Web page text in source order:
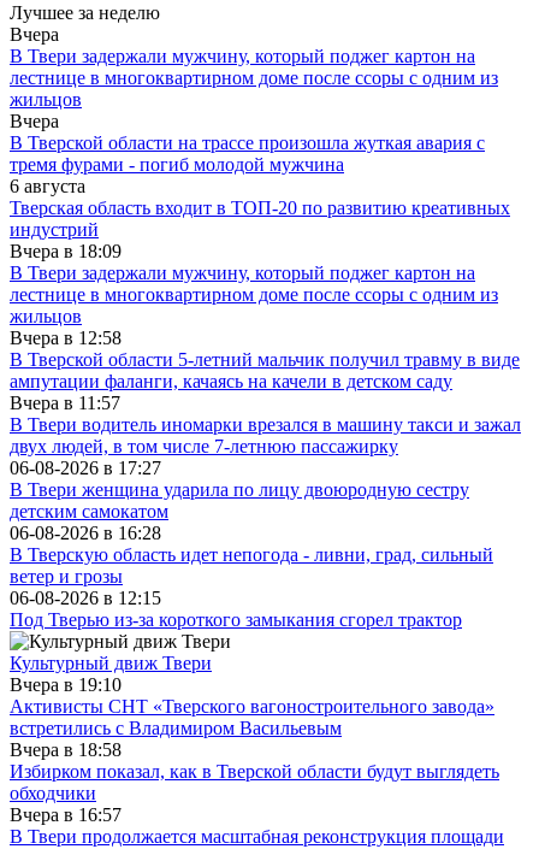
Лучшее за неделю
Вчера
В Твери задержали мужчину, который поджег картон на
лестнице в многоквартирном доме после ссоры с одним из
жильцов
Вчера
В Тверской области на трассе произошла жуткая авария с
тремя фурами - погиб молодой мужчина
6 августа
Тверская область входит в ТОП-20 по развитию креативных
индустрий
Вчера в 18:09
В Твери задержали мужчину, который поджег картон на
лестнице в многоквартирном доме после ссоры с одним из
жильцов
Вчера в 12:58
В Тверской области 5-летний мальчик получил травму в виде
ампутации фаланги, качаясь на качели в детском саду
Вчера в 11:57
В Твери водитель иномарки врезался в машину такси и зажал
двух людей, в том числе 7-летнюю пассажирку
06-08-2026 в 17:27
В Твери женщина ударила по лицу двоюродную сестру
детским самокатом
06-08-2026 в 16:28
В Тверскую область идет непогода - ливни, град, сильный
ветер и грозы
06-08-2026 в 12:15
Под Тверью из-за короткого замыкания сгорел трактор
Культурный движ Твери
Вчера в 19:10
Активисты СНТ «Тверского вагоностроительного завода»
встретились с Владимиром Васильевым
Вчера в 18:58
Избирком показал, как в Тверской области будут выглядеть
обходчики
Вчера в 16:57
В Твери продолжается масштабная реконструкция площади